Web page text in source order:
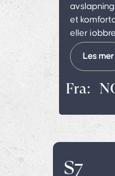
et
eller
Les mer
Fra:
S7